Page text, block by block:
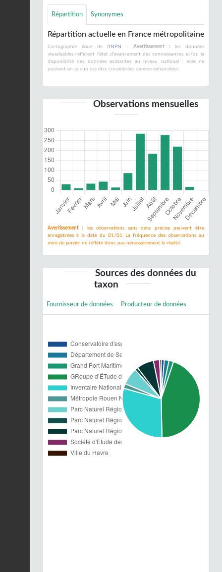
Répartition Synonymes
Répartition actuelle en France métropolitaine
Cartographie issue de l' INPN - Avertissement : les données
visualisables reflètent l'état d'avancement des connaissances et/ou la
disponibilité des données existantes au niveau national : elles ne
peuvent en aucun cas être considérées comme exhaustives.
Observations mensuelles
Avertissement :
les observations sans date précise peuvent être
enregistrées à la date du 01/01. La fréquence des observations au
mois de janvier ne reflète donc pas nécessairement la réalité.
Sources des données du
taxon
Fournisseur de données Producteur de données